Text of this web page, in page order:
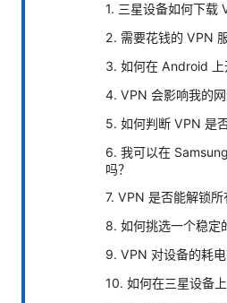
1. 三星设备如何下载
2. 需要花钱的 VPN
3. 如何在 Android 上
4. VPN 会影响我的网
5. 如何判断 VPN 是
6. 我可以在
吗？
7. VPN 是否能解锁所
8. 如何挑选一个稳定
9. VPN 对设备的耗电
10. 如何在三星设备上